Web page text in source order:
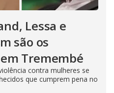
Lessa e
são os
Tremembé
contra mulheres se
que cumprem pena no